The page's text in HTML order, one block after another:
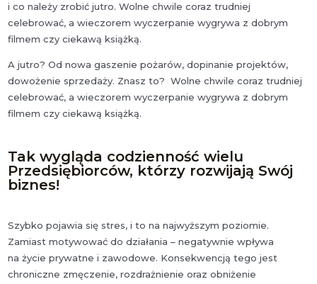
i co należy zrobić jutro. Wolne chwile coraz trudniej
celebrować, a wieczorem wyczerpanie wygrywa z dobrym
filmem czy ciekawą książką.
A jutro? Od nowa gaszenie pożarów, dopinanie projektów,
dowożenie sprzedaży. Znasz to? Wolne chwile coraz trudniej
celebrować, a wieczorem wyczerpanie wygrywa z dobrym
filmem czy ciekawą książką.
Tak wygląda codzienność wielu
Przedsiębiorców, którzy rozwijają Swój
biznes!
Szybko pojawia się stres, i to na najwyższym poziomie.
Zamiast motywować do działania – negatywnie wpływa
na życie prywatne i zawodowe. Konsekwencją tego jest
chroniczne zmęczenie, rozdrażnienie oraz obniżenie